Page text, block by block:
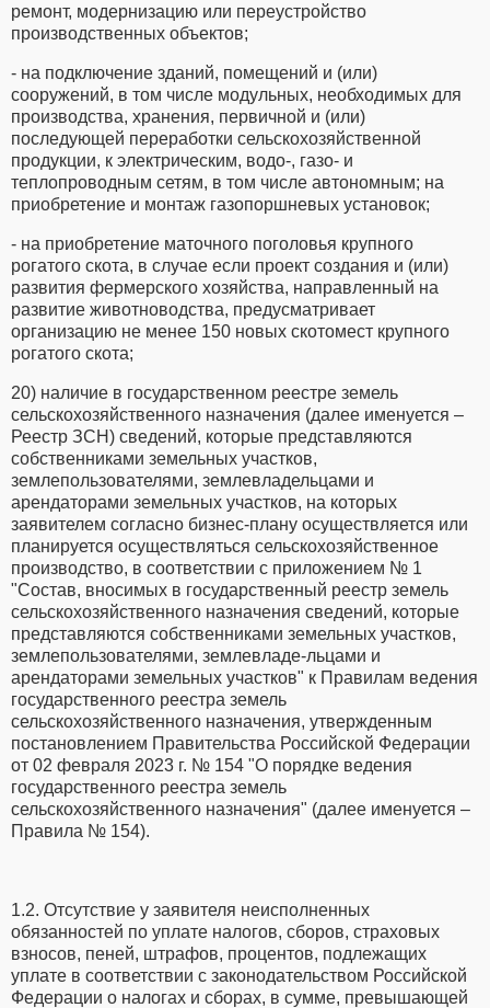
ремонт, модернизацию или переустройство
производственных объектов;
- на подключение зданий, помещений и (или)
сооружений, в том числе модульных, необходимых для
производства, хранения, первичной и (или)
последующей переработки сельскохозяйственной
продукции, к электрическим, водо-, газо- и
теплопроводным сетям, в том числе автономным; на
приобретение и монтаж газопоршневых установок;
- на приобретение маточного поголовья крупного
рогатого скота, в случае если проект создания и (или)
развития фермерского хозяйства, направленный на
развитие животноводства, предусматривает
организацию не менее 150 новых скотомест крупного
рогатого скота;
20) наличие в государственном реестре земель
сельскохозяйственного назначения (далее именуется –
Реестр ЗСН) сведений, которые представляются
собственниками земельных участков,
землепользователями, землевладельцами и
арендаторами земельных участков, на которых
заявителем согласно бизнес-плану осуществляется или
планируется осуществляться сельскохозяйственное
производство, в соответствии с приложением № 1
"Состав, вносимых в государственный реестр земель
сельскохозяйственного назначения сведений, которые
представляются собственниками земельных участков,
землепользователями, землевладе-льцами и
арендаторами земельных участков" к Правилам ведения
государственного реестра земель
сельскохозяйственного назначения, утвержденным
постановлением Правительства Российской Федерации
от 02 февраля 2023 г. № 154 "О порядке ведения
государственного реестра земель
сельскохозяйственного назначения" (далее именуется –
Правила № 154).
1.2. Отсутствие у заявителя неисполненных
обязанностей по уплате налогов, сборов, страховых
взносов, пеней, штрафов, процентов, подлежащих
уплате в соответствии с законодательством Российской
Федерации о налогах и сборах, в сумме, превышающей